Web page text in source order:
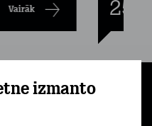
izmanto
Vairāk
Uz augšu